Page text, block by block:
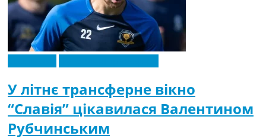
У літнє трансферне вікно
“Славія” цікавилася Валентином
Рубчинським